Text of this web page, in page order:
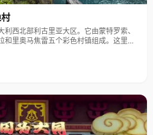
西北部利古里亚大区。它由蒙特罗索、
和里奥马焦雷五个彩色村镇组成。这里依
列为世界文化遗产。